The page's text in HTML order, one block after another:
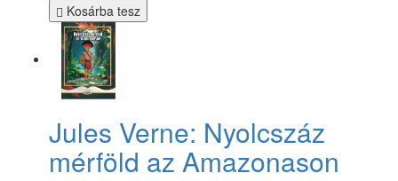
Kosárba tesz
Jules Verne: Nyolcszáz
mérföld az Amazonason